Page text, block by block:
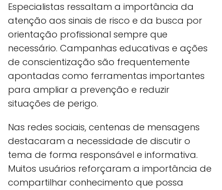
Especialistas ressaltam a importância da
atenção aos sinais de risco e da busca por
orientação profissional sempre que
necessário. Campanhas educativas e ações
de conscientização são frequentemente
apontadas como ferramentas importantes
para ampliar a prevenção e reduzir
situações de perigo.
Nas redes sociais, centenas de mensagens
destacaram a necessidade de discutir o
tema de forma responsável e informativa.
Muitos usuários reforçaram a importância de
compartilhar conhecimento que possa